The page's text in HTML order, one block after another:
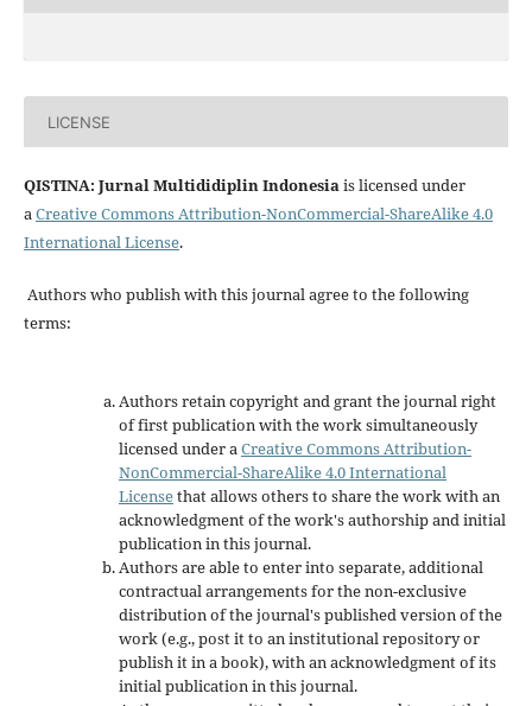
LICENSE
QISTINA: Jurnal Multididiplin Indonesiais licensed under
aCreative Commons Attribution-NonCommercial-ShareAlike 4.0
International License.
Authors who publish with this journal agree to the following
terms:
Authors retain copyright and grant the journal right
of first publication with the work simultaneously
licensed under aCreative Commons Attribution-
NonCommercial-ShareAlike 4.0 International
Licensethat allows others to share the work with an
acknowledgment of the work's authorship and initial
publication in this journal.
Authors are able to enter into separate, additional
contractual arrangements for the non-exclusive
distribution of the journal's published version of the
work (e.g., post it to an institutional repository or
publish it in a book), with an acknowledgment of its
initial publication in this journal.